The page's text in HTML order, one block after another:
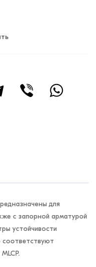
для
с запорной арматурой
устойчивости
соответствуют